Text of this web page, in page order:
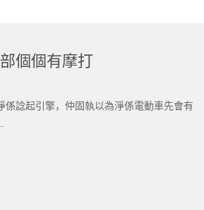
個個有摩打
諗起引擎，仲固執以為淨係電動車先會有